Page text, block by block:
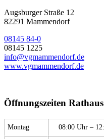
Augsburger Straße 12
82291 Mammendorf
08145 84-0
08145 1225
info@vgmammendorf.de
www.vgmammendorf.de
Öffnungszeiten
Montag 08:00 Uhr –